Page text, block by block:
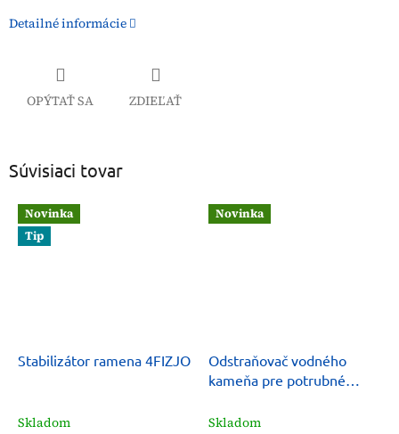
Detailné informácie
OPÝTAŤ SA ZDIEĽAŤ
Súvisiaci tovar
Novinka
Tip
Stabilizátor ramena 4FIZJO
Skladom
Novinka
Odstraňovač vodného
kameňa pre potrubné
Savagro KD 5 kg
Skladom